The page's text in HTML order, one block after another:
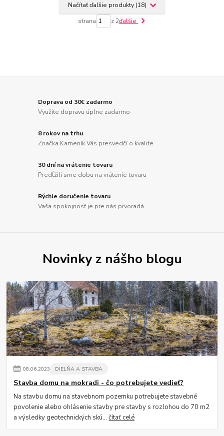
Načítať ďalšie produkty (18)
strana z 2ďalšie
Doprava od 30€ zadarmo
Využite dopravu úplne zadarmo
8 rokov na trhu
Značka Kameník Vás presvedčí o kvalite
30 dní na vrátenie tovaru
Predĺžili sme dobu na vrátenie tovaru
Rýchle doručenie tovaru
Vaša spokojnosť je pre nás prvoradá
Novinky z nášho blogu
08.06.2023 DIELŇA A STAVBA
Stavba domu na mokradi - čo potrebujete vedieť?
Na stavbu domu na stavebnom pozemku potrebujete stavebné
povolenie alebo ohlásenie stavby pre stavby s rozlohou do 70 m2
a výsledky geotechnických skú...čítať celé